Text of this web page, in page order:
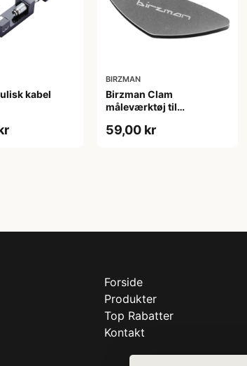
kabel
BIRZMAN
Birzman Clam
måleværktøj til
59,00 kr
Forside
Produkter
Top Rabatter
Kontakt